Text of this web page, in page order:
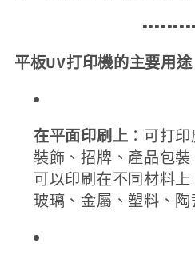
▪️▪️▪️▪️▪️▪️
平板UV打印機的主要用途
在平面印刷上 ：可打
裝飾、招牌、產品包
可以印刷在不同材料
玻璃、金屬、塑料、陶